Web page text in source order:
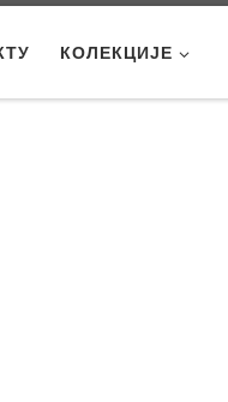
КОЛЕКЦИЈЕ